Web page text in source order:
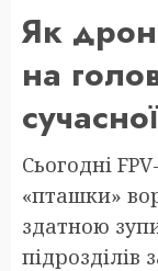
Як
на
Сьогодні
«пташки»
здатною
підрозділів